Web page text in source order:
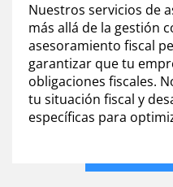
Nuestros servicios de
más allá de la gestión
asesoramiento fiscal
garantizar que tu
obligaciones fiscales.
tu situación fiscal y
específicas para